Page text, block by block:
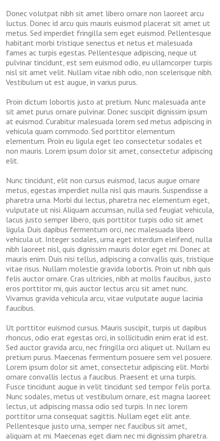
Donec volutpat nibh sit amet libero ornare non laoreet arcu
luctus. Donec id arcu quis mauris euismod placerat sit amet ut
metus. Sed imperdiet fringilla sem eget euismod. Pellentesque
habitant morbi tristique senectus et netus et malesuada
fames ac turpis egestas. Pellentesque adipiscing, neque ut
pulvinar tincidunt, est sem euismod odio, eu ullamcorper turpis
nisl sit amet velit. Nullam vitae nibh odio, non scelerisque nibh.
Vestibulum ut est augue, in varius purus.
Proin dictum lobortis justo at pretium. Nunc malesuada ante
sit amet purus ornare pulvinar. Donec suscipit dignissim ipsum
at euismod. Curabitur malesuada lorem sed metus adipiscing in
vehicula quam commodo. Sed porttitor elementum
elementum. Proin eu ligula eget leo consectetur sodales et
non mauris. Lorem ipsum dolor sit amet, consectetur adipiscing
elit.
Nunc tincidunt, elit non cursus euismod, lacus augue ornare
metus, egestas imperdiet nulla nisl quis mauris. Suspendisse a
pharetra urna. Morbi dui lectus, pharetra nec elementum eget,
vulputate ut nisi. Aliquam accumsan, nulla sed feugiat vehicula,
lacus justo semper libero, quis porttitor turpis odio sit amet
ligula. Duis dapibus fermentum orci, nec malesuada libero
vehicula ut. Integer sodales, urna eget interdum eleifend, nulla
nibh laoreet nisl, quis dignissim mauris dolor eget mi. Donec at
mauris enim. Duis nisi tellus, adipiscing a convallis quis, tristique
vitae risus. Nullam molestie gravida lobortis. Proin ut nibh quis
felis auctor ornare. Cras ultricies, nibh at mollis faucibus, justo
eros porttitor mi, quis auctor lectus arcu sit amet nunc.
Vivamus gravida vehicula arcu, vitae vulputate augue lacinia
faucibus.
Ut porttitor euismod cursus. Mauris suscipit, turpis ut dapibus
rhoncus, odio erat egestas orci, in sollicitudin enim erat id est.
Sed auctor gravida arcu, nec fringilla orci aliquet ut. Nullam eu
pretium purus. Maecenas fermentum posuere sem vel posuere.
Lorem ipsum dolor sit amet, consectetur adipiscing elit. Morbi
ornare convallis lectus a faucibus. Praesent et urna turpis.
Fusce tincidunt augue in velit tincidunt sed tempor felis porta.
Nunc sodales, metus ut vestibulum ornare, est magna laoreet
lectus, ut adipiscing massa odio sed turpis. In nec lorem
porttitor urna consequat sagittis. Nullam eget elit ante.
Pellentesque justo urna, semper nec faucibus sit amet,
aliquam at mi. Maecenas eget diam nec mi dignissim pharetra.